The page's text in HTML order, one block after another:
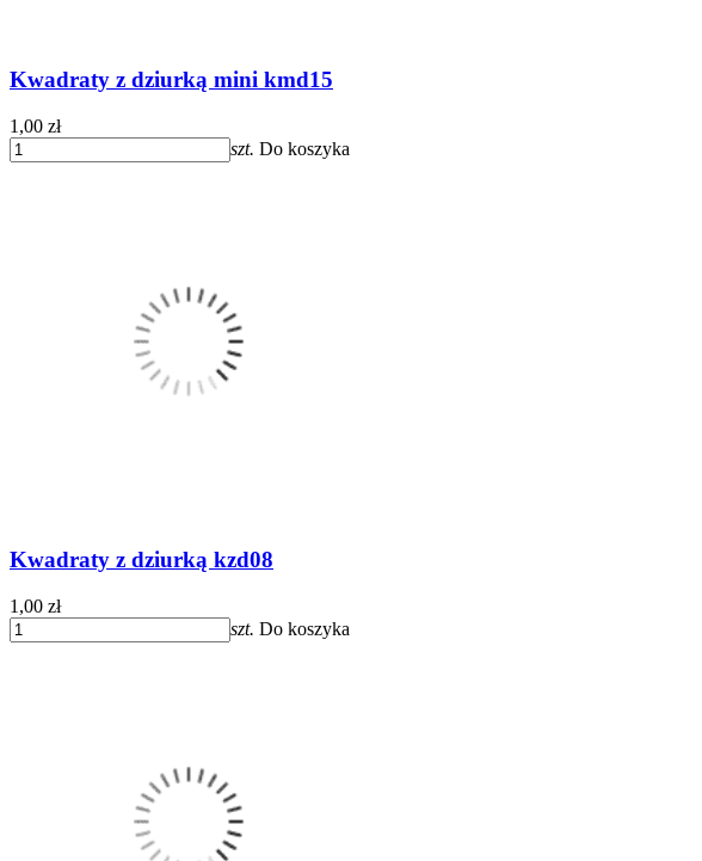
Kwadraty z dziurką mini kmd15
1,00 zł
szt. Do koszyka
Kwadraty z dziurką kzd08
1,00 zł
szt. Do koszyka